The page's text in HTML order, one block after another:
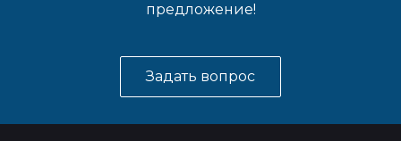
предложение!
Задать вопрос